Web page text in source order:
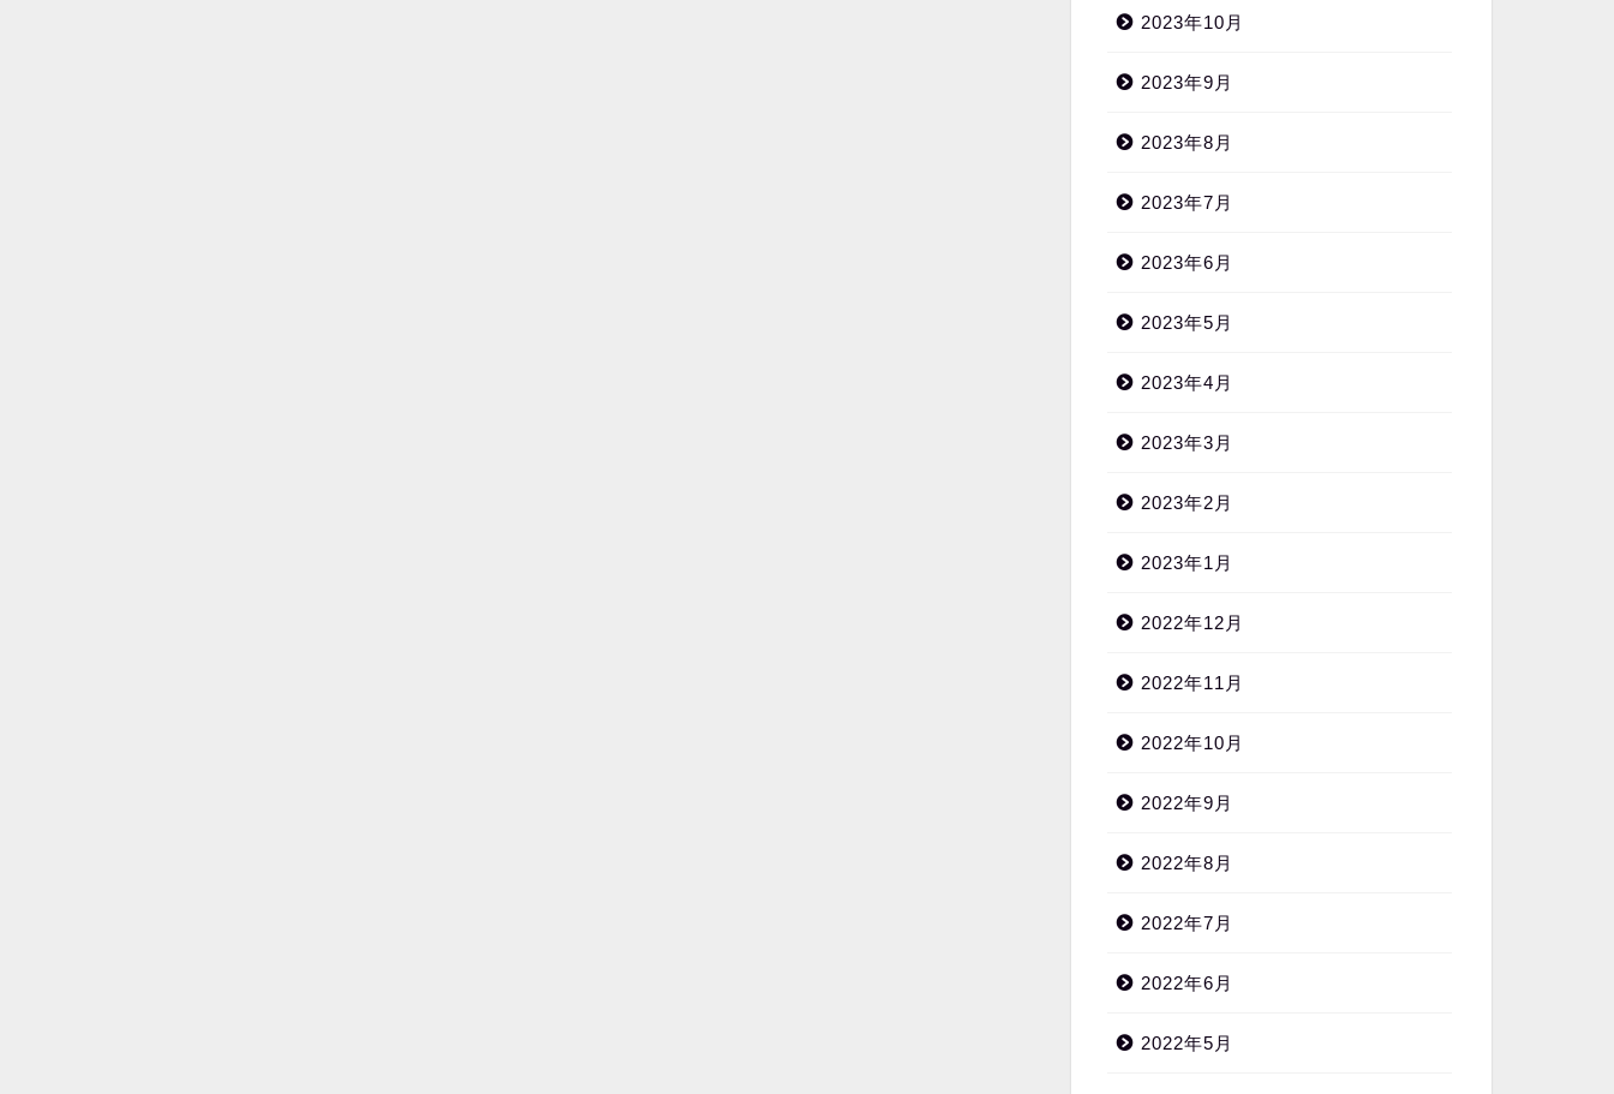
2023年10月
2023年9月
2023年8月
2023年7月
2023年6月
2023年5月
2023年4月
2023年3月
2023年2月
2023年1月
2022年12月
2022年11月
2022年10月
2022年9月
2022年8月
2022年7月
2022年6月
2022年5月